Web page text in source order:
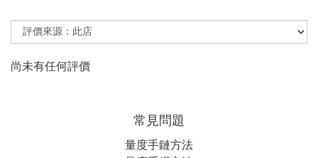
尚未有任何評價
常見問題
量度手鏈方法